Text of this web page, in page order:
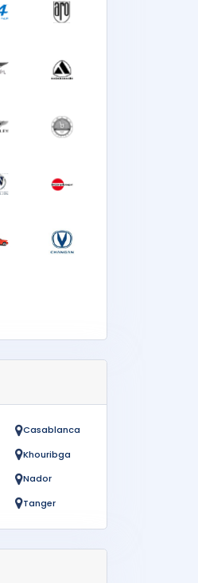
Casablanca
Khouribga
Nador
Tanger